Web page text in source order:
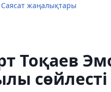
Саясат жаңалықтары
Тоқаев
сөйлесті